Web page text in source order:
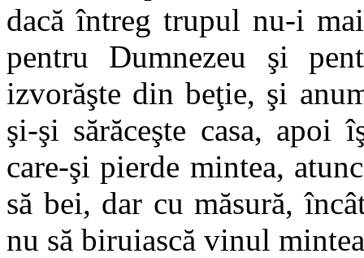
dacă întreg trupul nu-i
pentru Dumnezeu şi
izvorăşte din beţie, şi
şi-şi sărăceşte casa,
care-şi pierde mintea,
să bei, dar cu măsură,
nu să biruiască vinul